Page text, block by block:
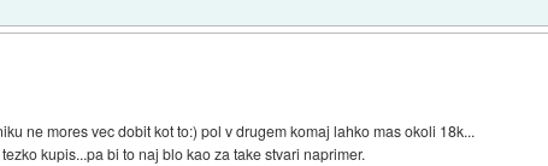
ne mores vec dobit kot to:) pol v drugem komaj lahko mas okoli 18k...
kupis...pa bi to naj blo kao za take stvari naprimer.